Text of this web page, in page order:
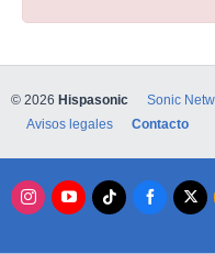
© 2026 Hispasonic Sonic
Avisos legales
Contacto